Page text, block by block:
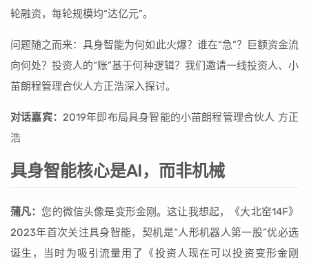
轮融资，每轮规模均“达亿元”。
问题随之而来：具身智能为何如此火爆？谁在“急”？巨额资金流
向何处？投资人的“账”基于何种逻辑？我们邀请一线投资人、小
苗朗程管理合伙人方正浩深入探讨。
对话嘉宾： 2019年即布局具身智能的小苗朗程管理合伙人 方正
浩
具身智能核心是AI，而非机械
蒲凡：您的微信头像是变形金刚。这让我想起，《大北窑14F》
2023年首次关注具身智能，契机是“人形机器人第一股”优必选
诞生，当时为吸引流量用了《投资人现在可以投资变形金刚